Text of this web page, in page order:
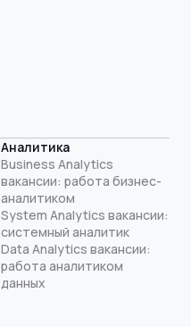
Аналитика
Business Analytics
вакансии: работа бизнес-
аналитиком
System Analytics вакансии:
системный аналитик
Data Analytics вакансии:
работа аналитиком
данных